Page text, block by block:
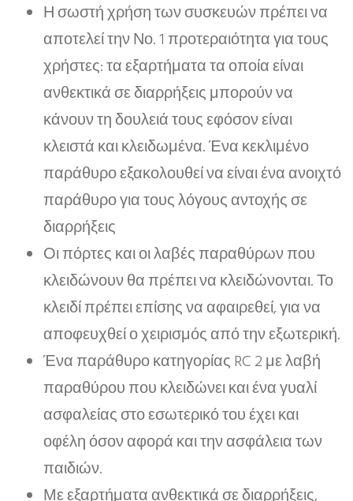
Η σωστή χρήση των συσκευών πρέπει να
αποτελεί την Νο. 1 προτεραιότητα για τους
χρήστες: τα εξαρτήματα τα οποία είναι
ανθεκτικά σε διαρρήξεις μπορούν να
κάνουν τη δουλειά τους εφόσον είναι
κλειστά και κλειδωμένα. Ένα κεκλιμένο
παράθυρο εξακολουθεί να είναι ένα ανοιχτό
παράθυρο για τους λόγους αντοχής σε
διαρρήξεις
Οι πόρτες και οι λαβές παραθύρων που
κλειδώνουν θα πρέπει να κλειδώνονται. Το
κλειδί πρέπει επίσης να αφαιρεθεί, για να
αποφευχθεί ο χειρισμός από την εξωτερική.
Ένα παράθυρο κατηγορίας RC 2 με λαβή
παραθύρου που κλειδώνει και ένα γυαλί
ασφαλείας στο εσωτερικό του έχει και
οφέλη όσον αφορά και την ασφάλεια των
παιδιών.
Με εξαρτήματα ανθεκτικά σε διαρρήξεις,